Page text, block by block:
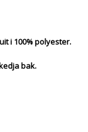
i 100% polyester.
bak.